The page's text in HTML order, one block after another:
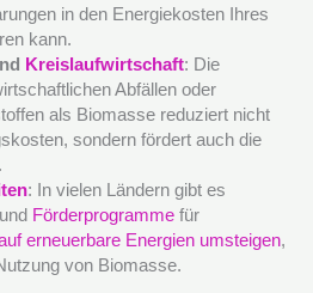
in den Energiekosten Ihres
kann.
Kreislaufwirtschaft: Die
Abfällen oder
als Biomasse reduziert nicht
sondern fördert auch die
: In vielen Ländern gibt es
Förderprogrammefür
erneuerbare Energien umsteigen,
von Biomasse.